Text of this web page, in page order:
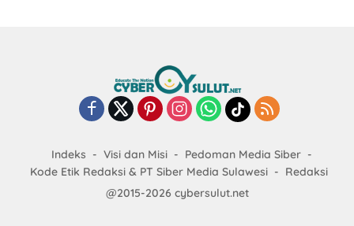
Indeks Visi dan Misi
Pedoman Media Siber
Kode Etik Redaksi & PT Siber Media Sulawesi
Redaksi
@2015-2026 cybersulut.net